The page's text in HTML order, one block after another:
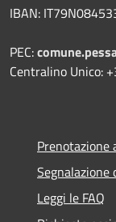
IBAN:
PEC:
Centralino Unico:
Prenotazione
Segnalazione
Leggi le FAQ